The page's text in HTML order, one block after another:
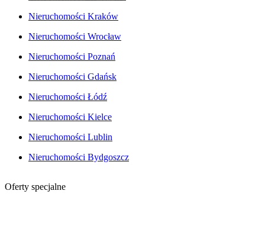
Nieruchomości Kraków
Nieruchomości Wrocław
Nieruchomości Poznań
Nieruchomości Gdańsk
Nieruchomości Łódź
Nieruchomości Kielce
Nieruchomości Lublin
Nieruchomości Bydgoszcz
Oferty specjalne